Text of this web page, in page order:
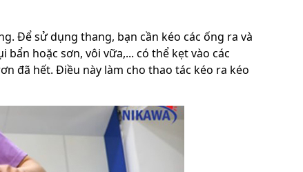
Để sử dụng thang, bạn cần kéo các ống ra và
hoặc sơn, vôi vữa,... có thể kẹt vào các
đã hết. Điều này làm cho thao tác kéo ra kéo